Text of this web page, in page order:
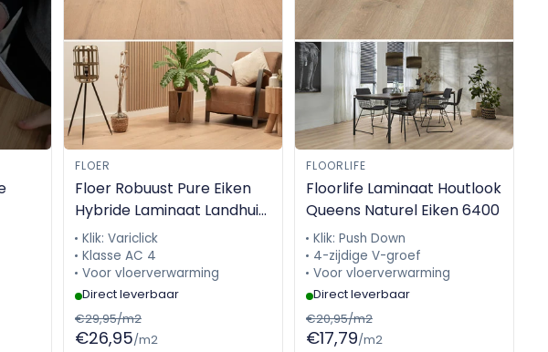
FLOER
Floer Robuust Pure Eiken
Hybride Laminaat Landhuis
FLR-1037
Klik: Variclick
Klasse AC 4
Voor vloerverwarming
Direct leverbaar
€29,95/m2
€26,95/m2
FLOORLIFE
Floorlife Laminaat Houtlook
Queens Naturel Eiken 6400
Klik: Push Down
4-zijdige V-groef
Voor vloerverwarming
Direct leverbaar
€20,95/m2
€17,79/m2